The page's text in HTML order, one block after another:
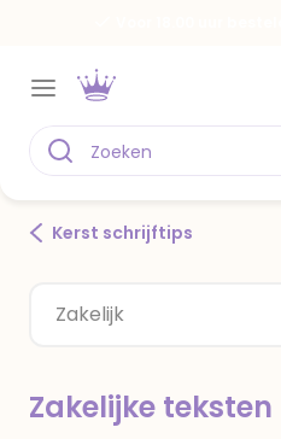
Kerst schrijftips
Zakelijke teksten
Zakelijk